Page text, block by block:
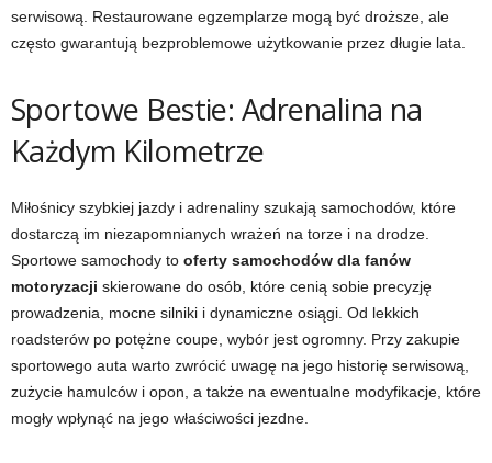
serwisową. Restaurowane egzemplarze mogą być droższe, ale
często gwarantują bezproblemowe użytkowanie przez długie lata.
Sportowe Bestie: Adrenalina na
Każdym Kilometrze
Miłośnicy szybkiej jazdy i adrenaliny szukają samochodów, które
dostarczą im niezapomnianych wrażeń na torze i na drodze.
Sportowe samochody to oferty samochodów dla fanów
motoryzacji skierowane do osób, które cenią sobie precyzję
prowadzenia, mocne silniki i dynamiczne osiągi. Od lekkich
roadsterów po potężne coupe, wybór jest ogromny. Przy zakupie
sportowego auta warto zwrócić uwagę na jego historię serwisową,
zużycie hamulców i opon, a także na ewentualne modyfikacje, które
mogły wpłynąć na jego właściwości jezdne.